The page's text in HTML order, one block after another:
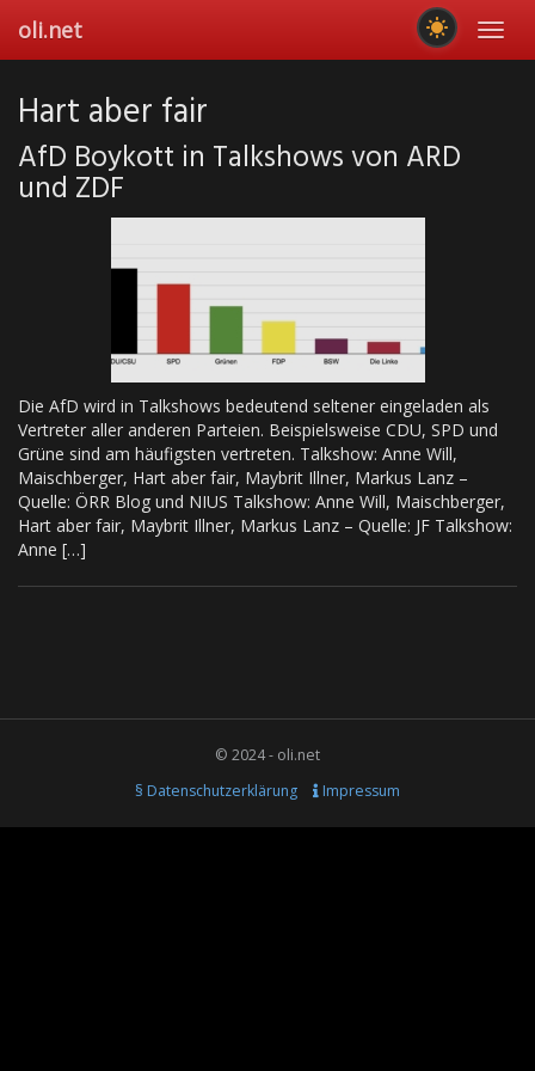
main
oli.net
Hart aber fair
AfD Boykott in Talkshows von ARD
und ZDF
Die AfD wird in Talkshows bedeutend seltener eingeladen als
Vertreter aller anderen Parteien. Beispielsweise CDU, SPD und
Grüne sind am häufigsten vertreten. Talkshow: Anne Will,
Maischberger, Hart aber fair, Maybrit Illner, Markus Lanz –
Quelle: ÖRR Blog und NIUS Talkshow: Anne Will, Maischberger,
Hart aber fair, Maybrit Illner, Markus Lanz – Quelle: JF Talkshow:
Anne […]
© 2024 - oli.net
§ Datenschutzerklärung
Impressum